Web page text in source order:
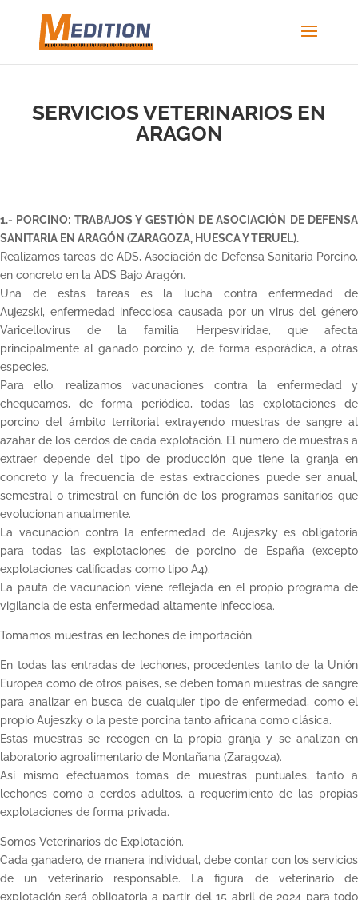
SERVICIOS VETERINARIOS EN
ARAGON
1.- PORCINO: TRABAJOS Y GESTIÓN DE ASOCIACIÓN DE DEFENSA
SANITARIA EN ARAGÓN (ZARAGOZA, HUESCA Y TERUEL).
Realizamos tareas de ADS, Asociación de Defensa Sanitaria Porcino,
en concreto en la ADS Bajo Aragón.
Una de estas tareas es la lucha contra enfermedad de
Aujezski, enfermedad infecciosa causada por un virus del género
Varicellovirus de la familia Herpesviridae, que afecta
principalmente al ganado porcino y, de forma esporádica, a otras
especies.
Para ello, realizamos vacunaciones contra la enfermedad y
chequeamos, de forma periódica, todas las explotaciones de
porcino del ámbito territorial extrayendo muestras de sangre al
azahar de los cerdos de cada explotación. El número de muestras a
extraer depende del tipo de producción que tiene la granja en
concreto y la frecuencia de estas extracciones puede ser anual,
semestral o trimestral en función de los programas sanitarios que
evolucionan anualmente.
La vacunación contra la enfermedad de Aujeszky es obligatoria
para todas las explotaciones de porcino de España (excepto
explotaciones calificadas como tipo A4).
La pauta de vacunación viene reflejada en el propio programa de
vigilancia de esta enfermedad altamente infecciosa.
Tomamos muestras en lechones de importación.
En todas las entradas de lechones, procedentes tanto de la Unión
Europea como de otros países, se deben toman muestras de sangre
para analizar en busca de cualquier tipo de enfermedad, como el
propio Aujeszky o la peste porcina tanto africana como clásica.
Estas muestras se recogen en la propia granja y se analizan en
laboratorio agroalimentario de Montañana (Zaragoza).
Así mismo efectuamos tomas de muestras puntuales, tanto a
lechones como a cerdos adultos, a requerimiento de las propias
explotaciones de forma privada.
Somos Veterinarios de Explotación.
Cada ganadero, de manera individual, debe contar con los servicios
de un veterinario responsable. La figura de veterinario de
explotación será obligatoria a partir del 15 abril de 2024 para todo